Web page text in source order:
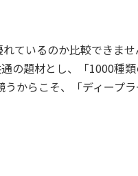
ているのか比較できま
の題材とし、「1000種
からこそ、「ディープ